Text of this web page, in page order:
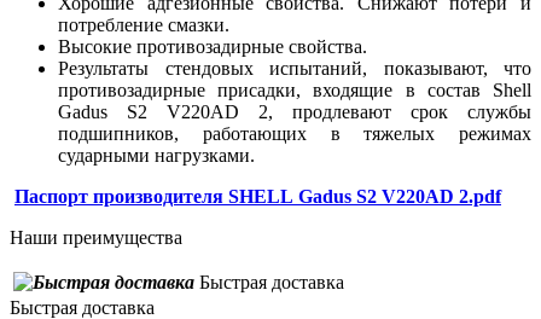
потребление смазки.
Высокие противозадирные свойства.
Результаты стендовых испытаний, показывают, что
противозадирные присадки, входящие в состав Shell
Gadus S2 V220AD 2, продлевают срок службы
подшипников, работающих в тяжелых режимах
сударными нагрузками.
Паспорт производителя SHELL Gadus S2 V220АD 2.pdf
Наши преимущества
Быстрая доставка
Быстрая доставка